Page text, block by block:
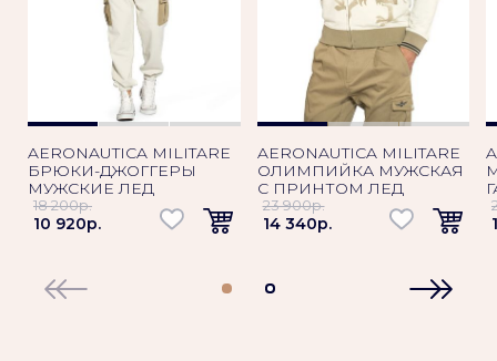
AERONAUTICA MILITARE
БРЮКИ-ДЖОГГЕРЫ
МУЖСКИЕ ЛЕД
18 200p.
10 920p.
AERONAUTICA MILITARE
ОЛИМПИЙКА МУЖСКАЯ
С ПРИНТОМ ЛЕД
23 900p.
14 340p.